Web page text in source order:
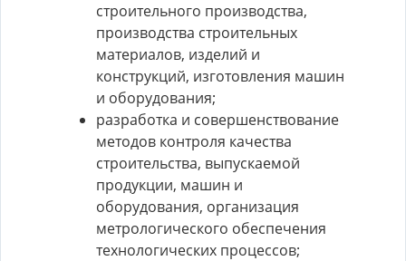
строительного производства,
производства строительных
материалов, изделий и
конструкций, изготовления машин
и оборудования;
разработка и совершенствование
методов контроля качества
строительства, выпускаемой
продукции, машин и
оборудования, организация
метрологического обеспечения
технологических процессов;